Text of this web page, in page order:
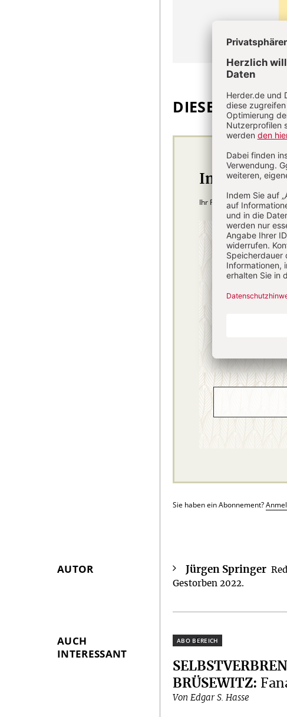
DIESEN
Im Abo
Ihr Plus: Zugriff auch auf
4 Hefte + 4
danach75,40 € für
inkl. MwSt., zzgl.
Sie haben ein Abonnement?
Überschrift
AUTOR Jürgen Springer
Gestorben 2022.
AUCH
INTERESSANT
Plus
BRÜSEWITZ:
Von Edgar S. Hasse